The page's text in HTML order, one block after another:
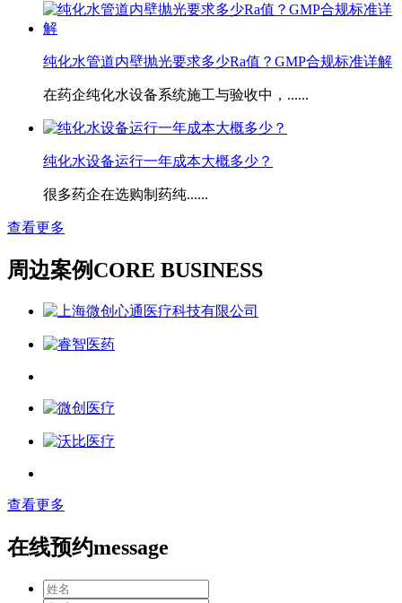
​纯化水管道内壁抛光要求多少Ra值？GMP合规标准详解
在药企纯化水设备系统施工与验收中，......
​纯化水设备运行一年成本大概多少？
很多药企在选购制药纯......
查看更多
周边案例CORE BUSINESS
查看更多
在线预约message